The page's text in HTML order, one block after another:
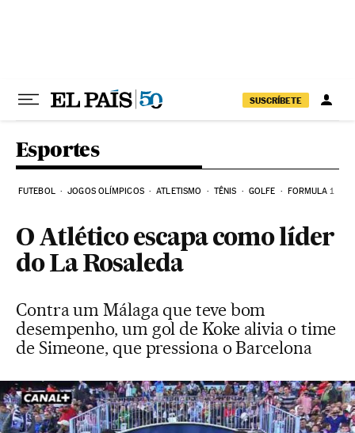
SUSCRÍBETE
Esportes
FUTEBOL JOGOS OLÍMPICOS ATLETISMO TÊNIS GOLFE FORMULA 1
O Atlético escapa como líder
do La Rosaleda
Contra um Málaga que teve bom
desempenho, um gol de Koke alivia o time
de Simeone, que pressiona o Barcelona